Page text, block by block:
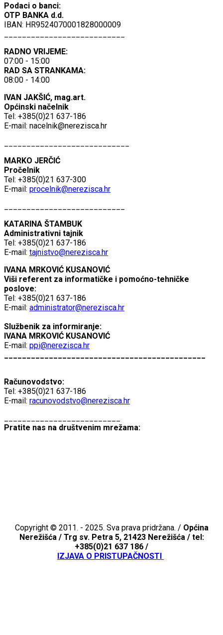
Podaci o banci:
OTP BANKA d.d.
IBAN: HR9524070001828000009
RADNO VRIJEME:
07:00 - 15:00
RAD SA STRANKAMA:
08:00 - 14:00
IVAN JAKŠIĆ, mag.art.
Općinski načelnik
Tel: +385(0)21 637-186
E-mail: nacelnik@nerezisca.hr
MARKO JERČIĆ
Pročelnik
Tel: +385(0)21 637-300
E-mail: procelnik@nerezisca.hr
KATARINA ŠTAMBUK
Administrativni tajnik
Tel: +385(0)21 637-186
E-mail: tajnistvo@nerezisca.hr
IVANA MRKOVIĆ KUSANOVIĆ
Viši referent za informatičke i pomoćno-tehničke
poslove:
Tel: +385(0)21 637-186
E-mail: administrator@nerezisca.hr
Službenik za informiranje:
IVANA MRKOVIĆ KUSANOVIĆ
E-mail: ppi@nerezisca.hr
Računovodstvo:
Tel: +385(0)21 637-186
E-mail: racunovodstvo@nerezisca.hr
Pratite nas na društvenim mrežama:
Copyright © 2011. - 2025. Sva prava pridržana. / Općina
Nerežišća /Trg sv. Petra 5, 21423 Nerežišća / tel:
+385(0)21 637 186 /
IZJAVA O PRISTUPAČNOSTI